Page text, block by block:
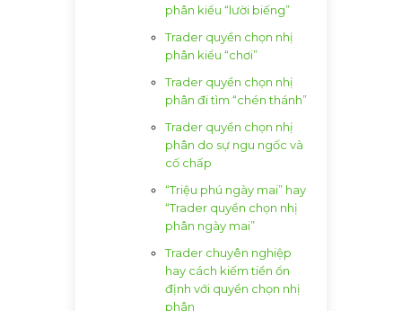
phân kiểu “lười biếng”
Trader quyền chọn nhị
phân kiểu “chơi”
Trader quyền chọn nhị
phân đi tìm “chén thánh”
Trader quyền chọn nhị
phân do sự ngu ngốc và
cố chấp
“Triệu phú ngày mai” hay
“Trader quyền chọn nhị
phân ngày mai”
Trader chuyên nghiệp
hay cách kiếm tiền ổn
định với quyền chọn nhị
phân